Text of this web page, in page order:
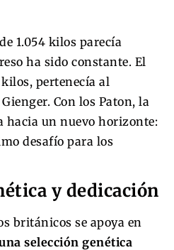
1.054 kilos parecía
ha sido constante. El
pertenecía al
Con los Paton, la
hacia un nuevo horizonte:
desafío para los
y dedicación
británicos se apoya en
selección genética